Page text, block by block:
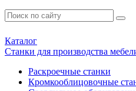
Каталог
Станки для производства
Раскроечные станки
Кромкооблицовочные